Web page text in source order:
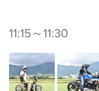
11:15～11:30